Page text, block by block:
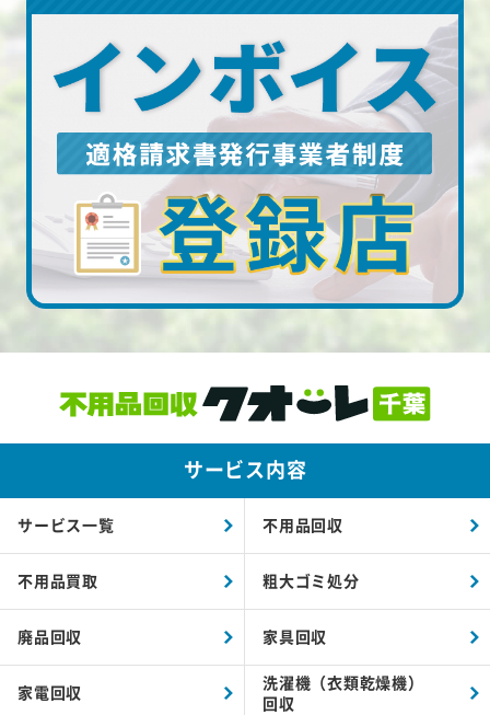
サービス内容
サービス一覧 不用品回収
不用品買取 粗大ゴミ処分
廃品回収 家具回収
家電回収
洗濯機（衣類乾燥機）
回収